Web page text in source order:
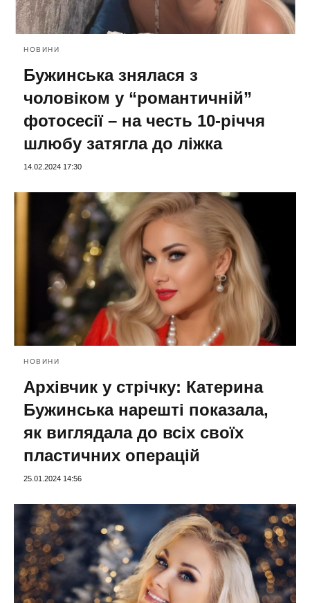
НОВИНИ
Бужинська знялася з
чоловіком у “романтичній”
фотосесії – на честь 10-річчя
шлюбу затягла до ліжка
14.02.2024 17:30
НОВИНИ
Архівчик у стрічку: Катерина
Бужинська нарешті показала,
як виглядала до всіх своїх
пластичних операцій
25.01.2024 14:56